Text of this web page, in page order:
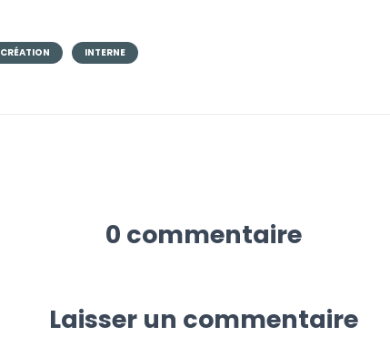
INTERNE
0 commentaire
Laisser un commentaire